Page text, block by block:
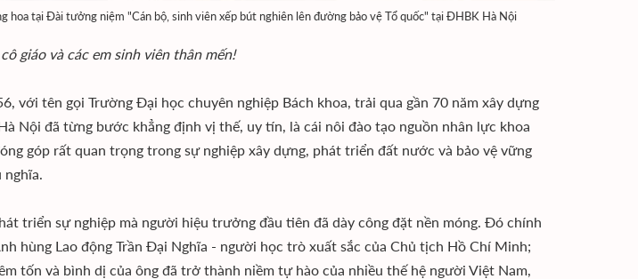
hoa tại Đài tưởng niệm "Cán bộ, sinh viên xếp bút nghiên lên đường bảo vệ Tổ quốc" tại ĐHBK Hà Nội
giáo và các em sinh viên thân mến!
với tên gọi Trường Ðại học chuyên nghiệp Bách khoa, trải qua gần 70 năm xây dựng
Nội đã từng bước khẳng định vị thế, uy tín, là cái nôi đào tạo nguồn nhân lực khoa
góp rất quan trọng trong sự nghiệp xây dựng, phát triển đất nước và bảo vệ vững
nghĩa.
triển sự nghiệp mà người hiệu trưởng đầu tiên đã dày công đặt nền móng. Ðó chính
hùng Lao động Trần Ðại Nghĩa - người học trò xuất sắc của Chủ tịch Hồ Chí Minh;
tốn và bình dị của ông đã trở thành niềm tự hào của nhiều thế hệ người Việt Nam,